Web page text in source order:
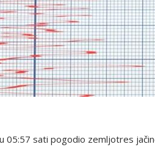
05:57 sati pogodio zemljotres